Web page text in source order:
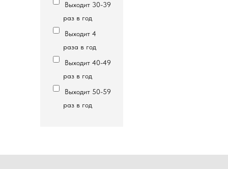
Выходит 30-39
раз в год
Выходит 4
раза в год
Выходит 40-49
раз в год
Выходит 50-59
раз в год